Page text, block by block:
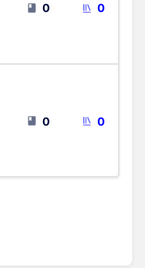
0 0
0 0